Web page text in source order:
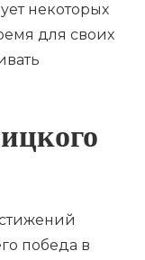
некоторых
для своих
победа в